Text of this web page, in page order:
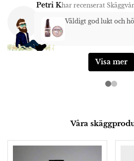
Petri Khar recenserat
Väldigt god lukt och
Visa mer
Våra